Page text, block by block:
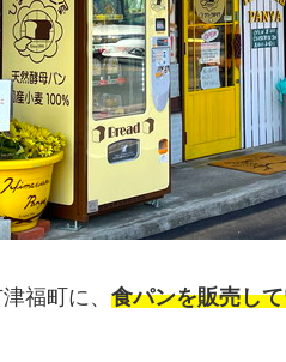
福町に、食パンを販売し